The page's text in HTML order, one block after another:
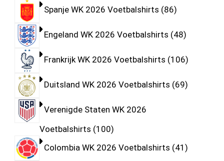
Spanje WK 2026 Voetbalshirts 86
Engeland WK 2026 Voetbalshirts 48
Frankrijk WK 2026 Voetbalshirts 106
Duitsland WK 2026 Voetbalshirts 69
Verenigde Staten WK 2026
Voetbalshirts 100
Colombia WK 2026 Voetbalshirts 41